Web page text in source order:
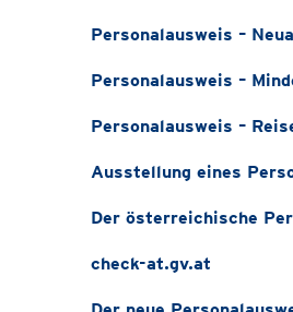
Personalausweis –
Personalausweis –
Personalausweis –
Ausstellung eines
Der österreichische
check-at.gv.at